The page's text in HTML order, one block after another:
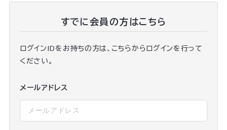
すでに会員の方はこちら
ログインIDをお持ちの方は、こちらからログインを行って
ください。
メールアドレス